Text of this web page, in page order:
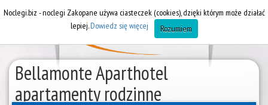
Bellamonte Aparthotel
apartamenty rodzinne
Noclegi.biz - noclegi Zakopane używa ciasteczek (cookies), dzięki którym może działać
lepiej.Dowiedz się więcej Rozumiem